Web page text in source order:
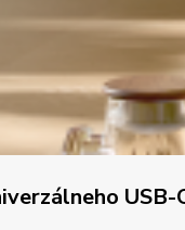
USB-